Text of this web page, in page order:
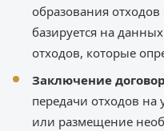
образования
базируется на
отходов, которые
Заключение
передачи отходов
или размещение